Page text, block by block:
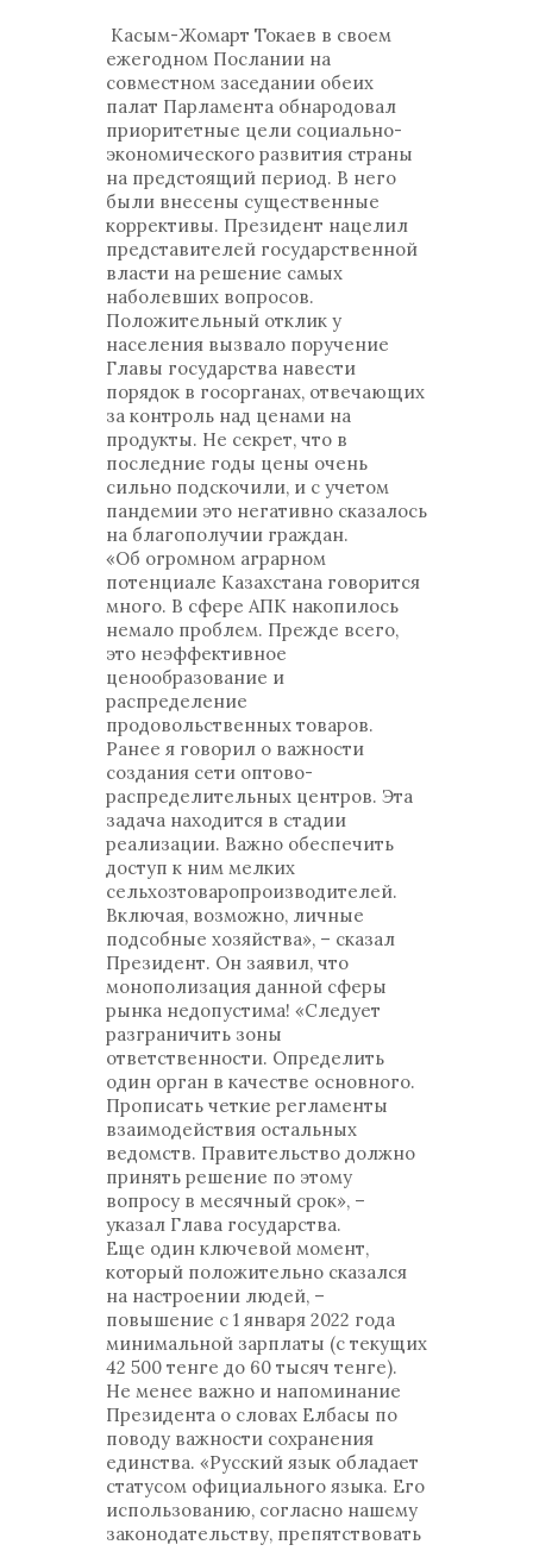
Касым-Жомарт Токаев в своем
ежегодном Послании на
совместном заседании обеих
палат Парламента обнародовал
приоритетные цели социально-
экономического развития страны
на предстоящий период. В него
были внесены существенные
коррективы. Президент нацелил
представителей государственной
власти на решение самых
наболевших вопросов.
Положительный отклик у
населения вызвало поручение
Главы государства навести
порядок в госорганах, отвечающих
за контроль над ценами на
продукты. Не секрет, что в
последние годы цены очень
сильно подскочили, и с учетом
пандемии это негативно сказалось
на благополучии граждан.
«Об огромном аграрном
потенциале Казахстана говорится
много. В сфере АПК накопилось
немало проблем. Прежде всего,
это неэффективное
ценообразование и
распределение
продовольственных товаров.
Ранее я говорил о важности
создания сети оптово-
распределительных центров. Эта
задача находится в стадии
реализации. Важно обеспечить
доступ к ним мелких
сельхозтоваропроизводителей.
Включая, возможно, личные
подсобные хозяйства», – сказал
Президент. Он заявил, что
монополизация данной сферы
рынка недопустима! «Следует
разграничить зоны
ответственности. Определить
один орган в качестве основного.
Прописать четкие регламенты
взаимодействия остальных
ведомств. Правительство должно
принять решение по этому
вопросу в месячный срок», –
указал Глава государства.
Еще один ключевой момент,
который положительно сказался
на настроении людей, –
повышение с 1 января 2022 года
минимальной зарплаты (с текущих
42 500 тенге до 60 тысяч тенге).
Не менее важно и напоминание
Президента о словах Елбасы по
поводу важности сохранения
единства. «Русский язык обладает
статусом официального языка. Его
использованию, согласно нашему
законодательству, препятствовать